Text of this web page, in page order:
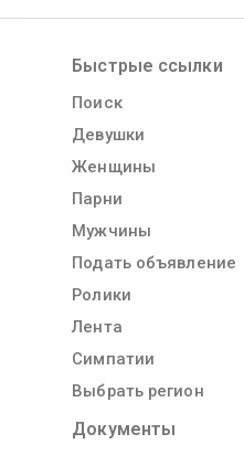
Быстрые ссылки
Поиск
Девушки
Женщины
Парни
Мужчины
Подать объявление
Ролики
Лента
Симпатии
Выбрать регион
Документы